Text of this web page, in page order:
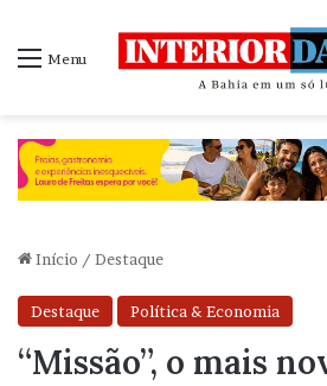
Menu
Início / Destaque
Destaque Política & Economia
“Missão”, o mais